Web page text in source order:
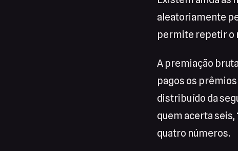
aleatoriamente
permite repetir o
A premiação
pagos os
distribuído da
quem acerta seis,
quatro números.